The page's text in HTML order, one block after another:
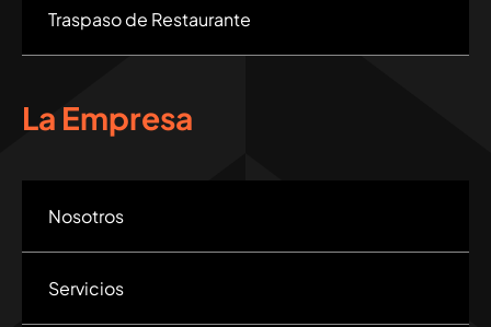
Traspaso de Restaurante
La Empresa
Nosotros
Servicios